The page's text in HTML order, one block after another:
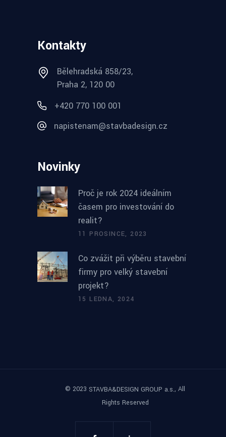
Kontakty
Bělehradská 858/23,
Praha 2, 120 00
+420 770 100 001
napistenam@stavbadesign.cz
Novinky
Proč je rok 2024 ideálním
časem pro investování do
realit?
11 PROSINCE, 2023
Co zvážit při výběru stavební
firmy pro velký stavební
projekt?
15 LEDNA, 2024
© 2023 STAVBA&DESIGN GROUP a.s., All
Rights Reserved